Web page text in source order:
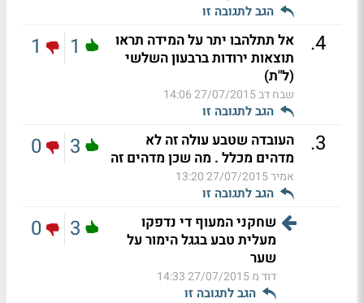
הגב לתגובה זו
4
.
אל תתלהבו יתר על המידה תראו
תוצאות ירודות ברבעון השלשי
(ל"ת)
שבח דב27/07/2015 14:06
הגב לתגובה זו
1
1
3
.
העובדה שטבע עולה זה לא
מדהים מכלל . מה שכן מדהים זה
אמיר27/07/2015 13:20
הגב לתגובה זו
3
0
שחקני המעוף די נדפקו
מעלית טבע בגגל הימור על
שער
דוד מ27/07/2015 14:33
הגב לתגובה זו
3
0